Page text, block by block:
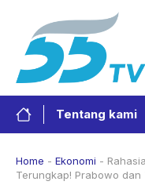
Tentang kami
Home - Ekonomi -
Terungkap! Prabowo